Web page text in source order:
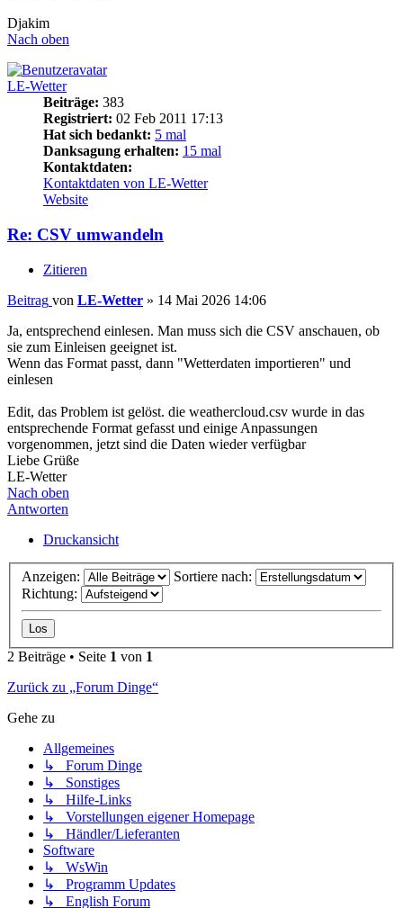
Djakim
Nach oben
LE-Wetter
Beiträge: 383
Registriert: 02 Feb 2011 17:13
Hat sich bedankt: 5 mal
Danksagung erhalten: 15 mal
Kontaktdaten:
Kontaktdaten von LE-Wetter
Website
Re: CSV umwandeln
Zitieren
Beitrag von LE-Wetter » 14 Mai 2026 14:06
Ja, entsprechend einlesen. Man muss sich die CSV anschauen, ob
sie zum Einleisen geeignet ist.
Wenn das Format passt, dann "Wetterdaten importieren" und
einlesen
Edit, das Problem ist gelöst. die weathercloud.csv wurde in das
entsprechende Format gefasst und einige Anpassungen
vorgenommen, jetzt sind die Daten wieder verfügbar
Liebe Grüße
LE-Wetter
Nach oben
Antworten
Druckansicht
Anzeigen:
Sortiere nach:
Richtung:
2 Beiträge • Seite 1 von 1
Zurück zu „Forum Dinge“
Gehe zu
Allgemeines
↳ Forum Dinge
↳ Sonstiges
↳ Hilfe-Links
↳ Vorstellungen eigener Homepage
↳ Händler/Lieferanten
Software
↳ WsWin
↳ Programm Updates
↳ English Forum